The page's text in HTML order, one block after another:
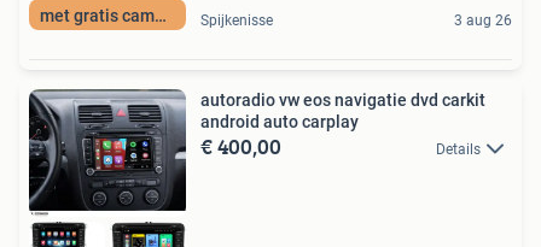
met gratis camera Spijkenisse 3 aug 26
autoradio vw eos navigatie dvd carkit
android auto carplay
€ 400,00 Details